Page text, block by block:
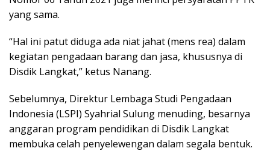
yang sama.
“Hal ini patut diduga ada niat jahat (mens rea) dalam
kegiatan pengadaan barang dan jasa, khususnya di
Disdik Langkat,” ketus Nanang.
Sebelumnya, Direktur Lembaga Studi Pengadaan
Indonesia (LSPI) Syahrial Sulung menuding, besarnya
anggaran program pendidikan di Disdik Langkat
membuka celah penyelewengan dalam segala bentuk.